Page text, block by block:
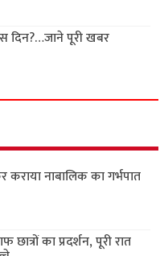
दिन?…जाने पूरी खबर
कराया नाबालिक का गर्भपात
का प्रदर्शन, पूरी रात